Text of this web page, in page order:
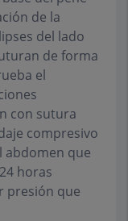
de la
del lado
de forma
el
con sutura
compresivo
abdomen que
horas
presión que